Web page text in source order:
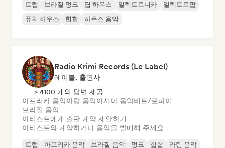
트랩 브라질 펑크 딥 하우스 일렉트로니카
일렉트로팝
퓨처 하우스
힙합 하우스 음악
Radio Krimi Records (Le Label)
레이블, 출판사
> 4100 개의 답변 제공
아프리카 음악아랍 음악아시아 음악비트/로파이
브라질 음악
아티스트에게 출판 계약 제안하기
아티스트와 계약하거나 음악을 발매해 주세요
트랩 아프리카 음악 브라질 음악 펑크 힙합
라틴 음악